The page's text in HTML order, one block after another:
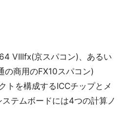
VIIIfx(京スパコン)、あるい
の商用のFX10スパコン)
トを構成するICCチップとメ
テムボードには4つの計算ノ